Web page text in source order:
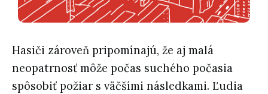
Hasiči zároveň pripomínajú, že aj malá
neopatrnosť môže počas suchého počasia
spôsobiť požiar s väčšími následkami. Ľudia